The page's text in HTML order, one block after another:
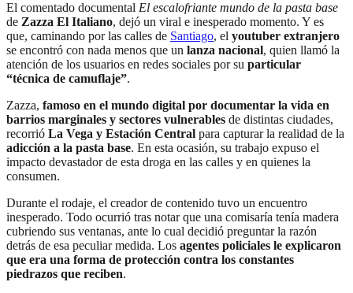
El comentado documental El escalofriante mundo de la pasta base
de Zazza El Italiano, dejó un viral e inesperado momento. Y es
que, caminando por las calles de Santiago, el youtuber extranjero
se encontró con nada menos que un lanza nacional, quien llamó la
atención de los usuarios en redes sociales por su particular
“técnica de camuflaje”.
Zazza, famoso en el mundo digital por documentar la vida en
barrios marginales y sectores vulnerables de distintas ciudades,
recorrió La Vega y Estación Central para capturar la realidad de la
adicción a la pasta base. En esta ocasión, su trabajo expuso el
impacto devastador de esta droga en las calles y en quienes la
consumen.
Durante el rodaje, el creador de contenido tuvo un encuentro
inesperado. Todo ocurrió tras notar que una comisaría tenía madera
cubriendo sus ventanas, ante lo cual decidió preguntar la razón
detrás de esa peculiar medida. Los agentes policiales le explicaron
que era una forma de protección contra los constantes
piedrazos que reciben.